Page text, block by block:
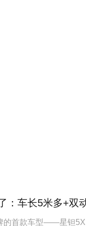
：车长5米多+双
的首款车型——星钽